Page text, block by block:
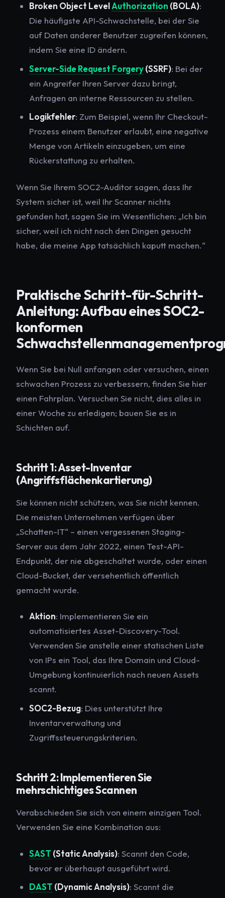
Broken Object LevelAuthorization (BOLA):
Die häufigste API-Schwachstelle, bei der Sie
auf Daten anderer Benutzer zugreifen können,
indem Sie eine ID ändern.
Server-Side Request Forgery(SSRF): Bei der
ein Angreifer Ihren Server dazu bringt,
Anfragen an interne Ressourcen zu stellen.
Logikfehler: Zum Beispiel, wenn Ihr Checkout-
Prozess einem Benutzer erlaubt, eine negative
Menge von Artikeln einzugeben, um eine
Rückerstattung zu erhalten.
Wenn Sie Ihrem SOC2-Auditor sagen, dass Ihr
System sicher ist, weil Ihr Scanner nichts
gefunden hat, sagen Sie im Wesentlichen: „Ich bin
sicher, weil ich nicht nach den Dingen gesucht
habe, die meine App tatsächlich kaputt machen.“
Praktische Schritt-für-Schritt-
Anleitung: Aufbau eines SOC2-
konformen
Wenn Sie bei Null anfangen oder versuchen, einen
schwachen Prozess zu verbessern, finden Sie hier
einen Fahrplan. Versuchen Sie nicht, dies alles in
einer Woche zu erledigen; bauen Sie es in
Schichten auf.
Schritt 1: Asset-Inventar
(Angriffsflächenkartierung)
Sie können nicht schützen, was Sie nicht kennen.
Die meisten Unternehmen verfügen über
„Schatten-IT“ – einen vergessenen Staging-
Server aus dem Jahr 2022, einen Test-API-
Endpunkt, der nie abgeschaltet wurde, oder einen
Cloud-Bucket, der versehentlich öffentlich
gemacht wurde.
Aktion: Implementieren Sie ein
automatisiertes Asset-Discovery-Tool.
Verwenden Sie anstelle einer statischen Liste
von IPs ein Tool, das Ihre Domain und Cloud-
Umgebung kontinuierlich nach neuen Assets
scannt.
SOC2-Bezug: Dies unterstützt Ihre
Inventarverwaltung und
Zugriffssteuerungskriterien.
Schritt 2: Implementieren Sie
mehrschichtiges Scannen
Verabschieden Sie sich von einem einzigen Tool.
Verwenden Sie eine Kombination aus:
SAST (Static Analysis): Scannt den Code,
bevor er überhaupt ausgeführt wird.
DAST (Dynamic Analysis): Scannt die